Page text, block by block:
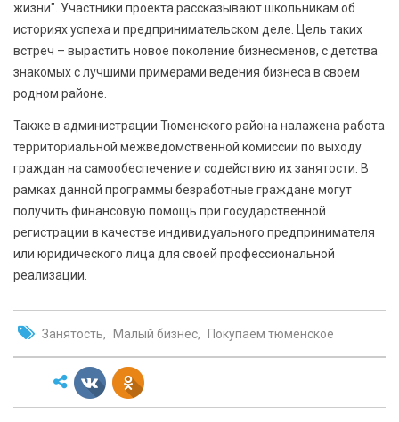
жизни". Участники проекта рассказывают школьникам об
историях успеха и предпринимательском деле. Цель таких
встреч – вырастить новое поколение бизнесменов, с детства
знакомых с лучшими примерами ведения бизнеса в своем
родном районе.
Также в администрации Тюменского района налажена работа
территориальной межведомственной комиссии по выходу
граждан на самообеспечение и содействию их занятости. В
рамках данной программы безработные граждане могут
получить финансовую помощь при государственной
регистрации в качестве индивидуального предпринимателя
или юридического лица для своей профессиональной
реализации.
Занятость Малый бизнес Покупаем тюменское